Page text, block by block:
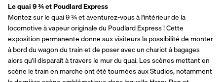
Le quai 9 ¾ et Poudlard Express
Montez sur le quai 9 ¾ et aventurez-vous à l'intérieur de la
locomotive à vapeur originale du Poudlard Express ! Cette
exposition permanente donne aux visiteurs la possibilité de monter
à bord du wagon du train et de poser avec un chariot à bagages
alors qu'il disparaît à travers le mur du quai. Les scènes mettant en
scène le train en marche ont été tournées aux Studios, notamment